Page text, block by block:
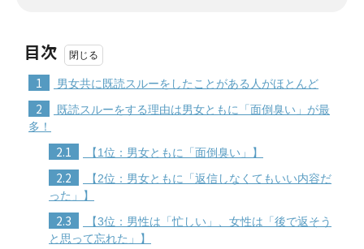
目次
1 男女共に既読スルーをしたことがある人がほとんど
2
既読スルーをする理由は男女ともに「面倒臭い」が最
多！
2.1 【1位：男女ともに「面倒臭い」】
2.2
【2位：男女ともに「返信しなくてもいい内容だ
った」】
2.3
【3位：男性は「忙しい」、女性は「後で返そう
と思って忘れた」】